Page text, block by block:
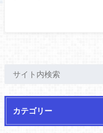
カテゴリー